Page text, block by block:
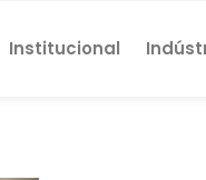
Institucional